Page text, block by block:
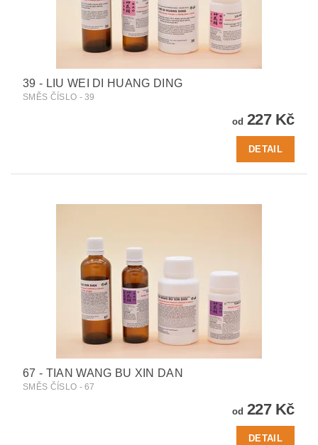
39 - LIU WEI DI HUANG DING
SMĚS ČÍSLO - 39
od 227 Kč
DETAIL
67 - TIAN WANG BU XIN DAN
SMĚS ČÍSLO - 67
od 227 Kč
DETAIL